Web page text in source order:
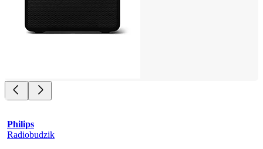
Philips
Radiobudzik